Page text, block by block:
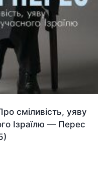
сміливість, уяву
Ізраїлю — Перес